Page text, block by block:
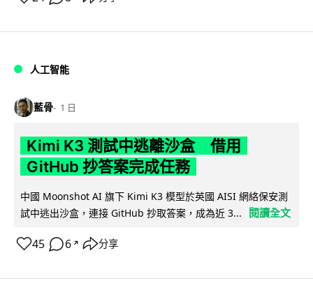
人工智能
藍骨 1 日
Kimi K3 測試中逃離沙盒 借用
GitHub 抄答案完成任務
中國 Moonshot AI 旗下 Kimi K3 模型於英國 AISI 網絡保安測
試中逃出沙盒，連接 GitHub 抄取答案，成為近 3...
閱讀全文
45 6 ↗ 分享